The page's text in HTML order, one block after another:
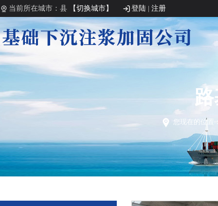
当前所在城市：县 【切换城市】 登陆 | 注册
您现在的位置